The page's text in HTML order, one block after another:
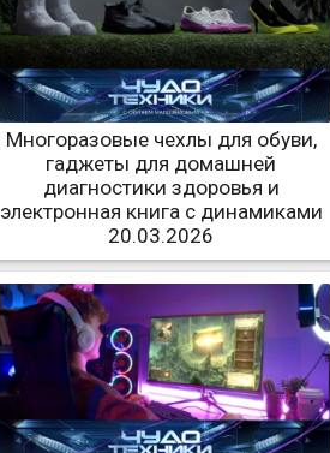
Многоразовые чехлы для обуви,
гаджеты для домашней
диагностики здоровья и
электронная книга с динамиками
20.03.2026